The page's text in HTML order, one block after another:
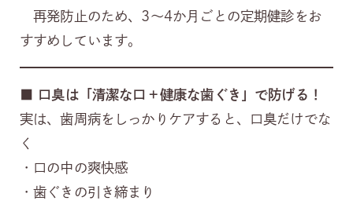
再発防止のため、3〜4か月ごとの定期健診をお
すすめしています。
口臭は「清潔な口＋健康な歯ぐき」で防げる！
実は、歯周病をしっかりケアすると、口臭だけでな
く
・口の中の爽快感
・歯ぐきの引き締まり